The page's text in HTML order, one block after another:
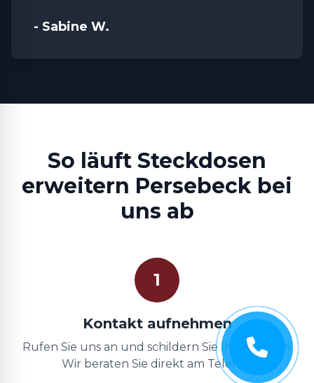
- Sabine W.
So läuft Steckdosen
erweitern Persebeck bei
uns ab
1
Kontakt aufnehmen
Rufen Sie uns an und schildern Sie Ihr Anliegen.
Wir beraten Sie direkt am Telefon.